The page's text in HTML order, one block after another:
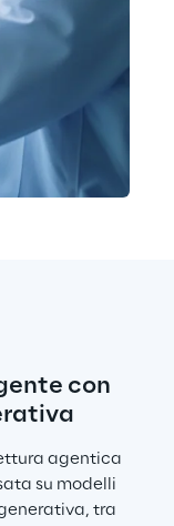
con
agentica
su modelli
tra